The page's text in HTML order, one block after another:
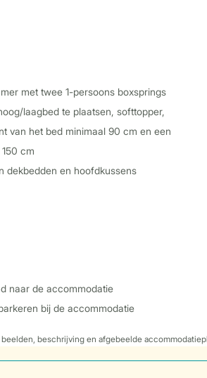
met twee 1-persoons boxsprings
laagbed te plaatsen, softtopper,
van het bed minimaal 90 cm en een
cm
dekbedden en hoofdkussens
naar de accommodatie
bij de accommodatie
beschrijving en afgebeelde